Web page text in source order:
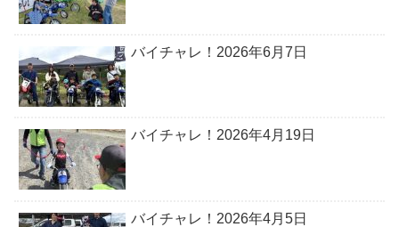
バイチャレ！2026年6月7日
バイチャレ！2026年4月19日
バイチャレ！2026年4月5日